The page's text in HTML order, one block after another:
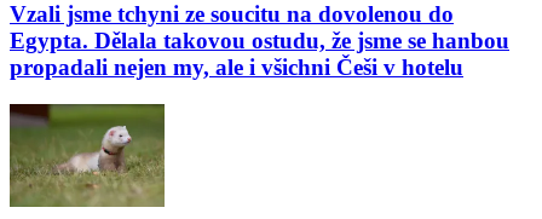
Vzali jsme tchyni ze soucitu na dovolenou do
Egypta. Dělala takovou ostudu, že jsme se hanbou
propadali nejen my, ale i všichni Češi v hotelu